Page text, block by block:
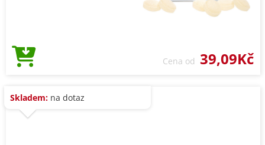
Cena od 39,09Kč
Skladem: na dotaz